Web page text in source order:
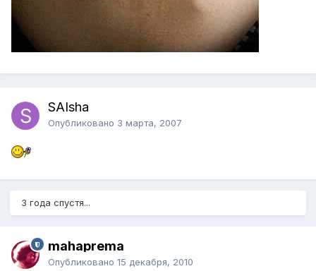
SAIsha
Опубликовано 3 марта, 2007
3 года спустя...
mahaprema
Опубликовано 15 декабря, 2010